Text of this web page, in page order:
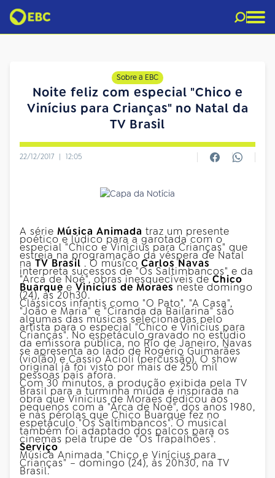
Sobre a EBC
Noite feliz com especial "Chico e
Vinícius para Crianças" no Natal da
TV Brasil
22/12/2017 | 12:05
A série Música Animada traz um presente
poético e lúdico para a garotada com o
especial "Chico e Vinícius para Crianças" que
estreia na programação da véspera de Natal
naTV Brasil. O músicoCarlos Navas
interpreta sucessos de "Os Saltimbancos" e da
"Arca de Noé", obras inesquecíveis deChico
BuarqueeVinicius de Moraesnestedomingo
(24), às 20h30.
Clássicos infantis como "O Pato", "A Casa",
"João e Maria" e "Ciranda da Bailarina" são
algumas das músicas selecionadas pelo
artista para o especial "Chico e Vinícius para
Crianças". No espetáculo gravado no estúdio
da emissora pública, no Rio de Janeiro, Navas
se apresenta ao lado de Rogério Guimarães
(violão) e Cassio Acioli (percussão). O show
original já foi visto por mais de 250 mil
pessoas país afora.
Com 30 minutos, a produção exibida pela TV
Brasil para a turminha miúda é inspirada na
obra que Vinicius de Moraes dedicou aos
pequenos com a "Arca de Noé", dos anos 1980,
e nas pérolas que Chico Buarque fez no
espetáculo "Os Saltimbancos". O musical
também foi adaptado dos palcos para os
cinemas pela trupe de "Os Trapalhões".
Serviço
Música Animada "Chico e Vinícius para
Crianças" –domingo(24), às 20h30, na TV
Brasil.